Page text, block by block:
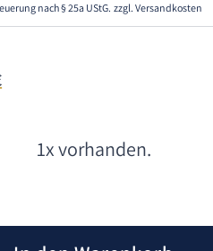
nach § 25a UStG. zzgl. Versandkosten
1x vorhanden.